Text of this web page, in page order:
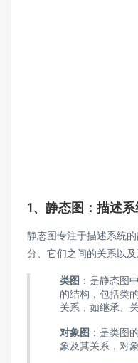
1、静态图：描述
静态图专注于描述系统
分、它们之间的关系以及
类图 ：是静态图
的结构，包括类
关系，如继承、
对象图 ：是类图
象及其关系，对